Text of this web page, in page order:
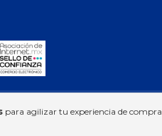
para agilizar tu experiencia de compra.